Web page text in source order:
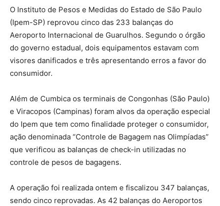
O Instituto de Pesos e Medidas do Estado de São Paulo
(Ipem-SP) reprovou cinco das 233 balanças do
Aeroporto Internacional de Guarulhos. Segundo o órgão
do governo estadual, dois equipamentos estavam com
visores danificados e três apresentando erros a favor do
consumidor.
Além de Cumbica os terminais de Congonhas (São Paulo)
e Viracopos (Campinas) foram alvos da operação especial
do Ipem que tem como finalidade proteger o consumidor,
ação denominada “Controle de Bagagem nas Olimpíadas”
que verificou as balanças de check-in utilizadas no
controle de pesos de bagagens.
A operação foi realizada ontem e fiscalizou 347 balanças,
sendo cinco reprovadas. As 42 balanças do Aeroportos